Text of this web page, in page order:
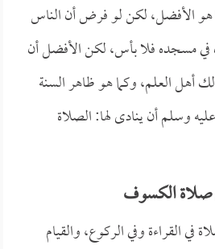
هو الأفضل، لكن لو فرض أن الناس
مسجده فلا بأس، لكن الأفضل أن
أهل العلم، وكما هو ظاهر السنة
وسلم أن ينادى لها: الصلاة
صلاة الكسوف
في القراءة وفي الركوع، والقيام